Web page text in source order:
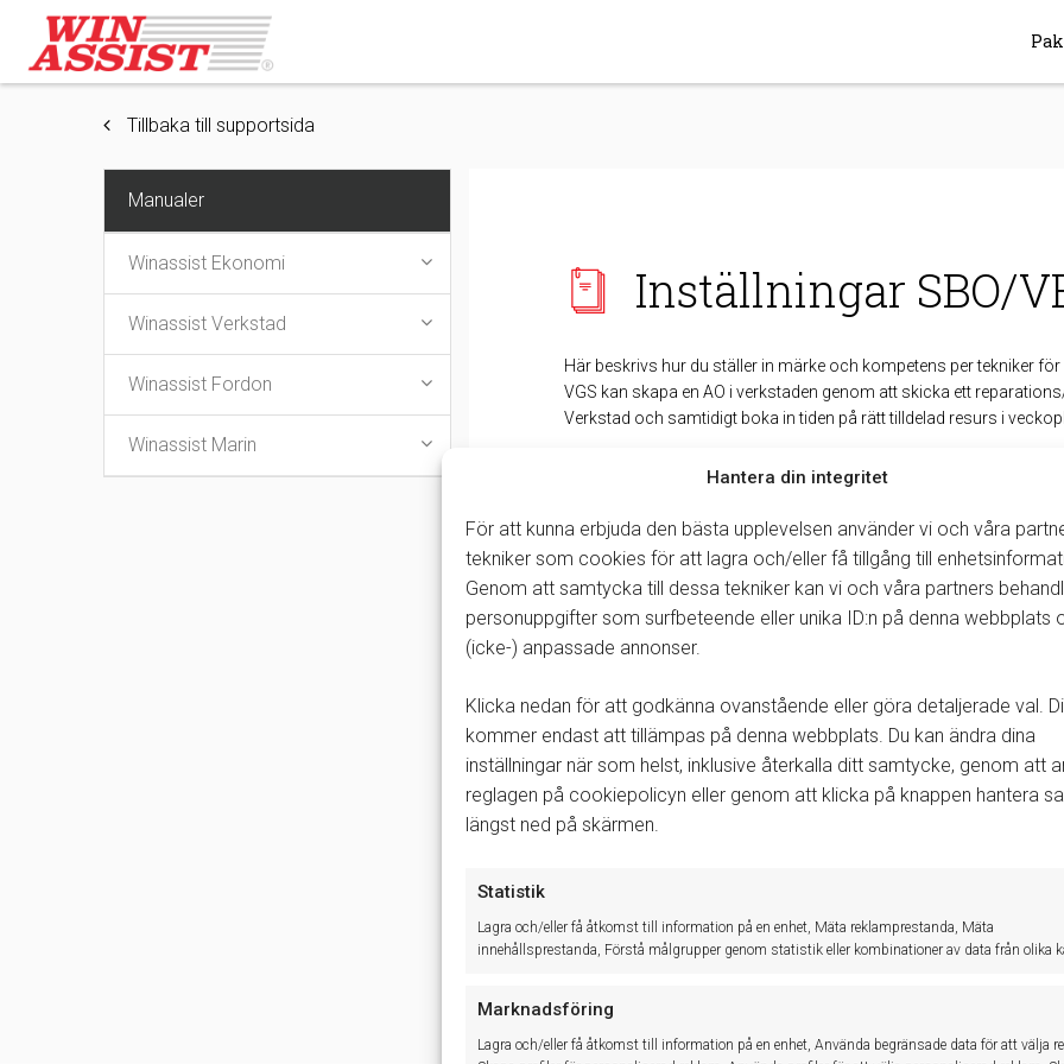
Hantera din integritet
För att kunna erbjuda den bästa upplevelsen använder vi och våra
tekniker som cookies för att lagra och/eller få tillgång till
Genom att samtycka till dessa tekniker kan vi och våra partners
personuppgifter som surfbeteende eller unika ID:n på denna webbplats
(icke-) anpassade annonser.
Klicka nedan för att godkänna ovanstående eller göra detaljerade val.
kommer endast att tillämpas på denna webbplats. Du kan ändra dina
inställningar när som helst, inklusive återkalla ditt samtycke, genom att
reglagen på cookiepolicyn eller genom att klicka på knappen hantera
längst ned på skärmen.
Statistik
Lagra och/eller få åtkomst till information på en enhet, Mäta reklamprestanda, Mäta
innehållsprestanda, Förstå målgrupper genom statistik eller kombinationer av data från olika
Marknadsföring
Lagra och/eller få åtkomst till information på en enhet, Använda begränsade data för att välja
Tillbaka till supportsida
Manualer
Winassist Ekonomi
Winassist Verkstad
Winassist Fordon
Winassist Marin
Inställningar SBO/
Här beskrivs hur du ställer in märke och kompetens per tekniker
VGS kan skapa en AO i verkstaden genom att skicka ett
Verkstad och samtidigt boka in tiden på rätt tilldelad resurs i
Förutsättningarna som krävs är att en tekniker är ibockad valbar
Inställningar för märken och kompetenser
Gå tillSystem→Parametrar→Arbetssätt→Generella
Under flikenMärkesanpassningarfinns fliken VGS SBO 2.0.
Tryck på den tekniker som ska tilldelas märke och kompetens.
Klicka påSpara.
Läs merLägg upp en anställd